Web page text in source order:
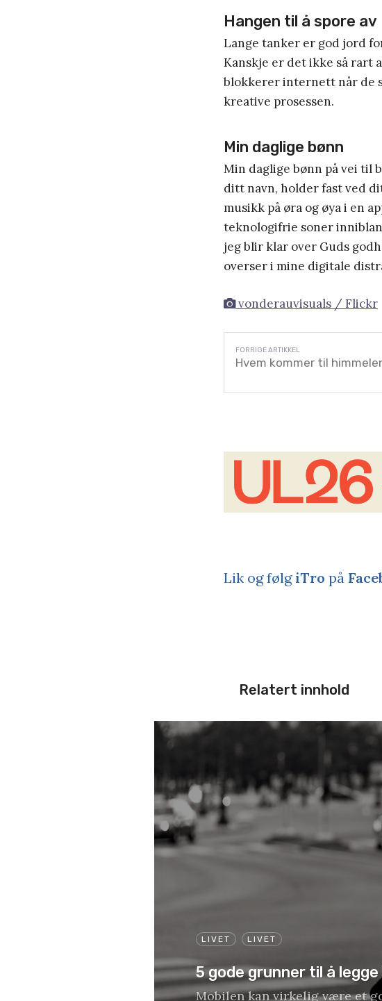
Hangen til å spore av
Lange tanker er god jord
Kanskje er det ikke så rart
blokkerer internett når de
kreative prosessen.
Min daglige bønn
Min daglige bønn på vei til
ditt navn, holder fast ved
musikk på øra og øya i en
teknologifrie soner
jeg blir klar over Guds
overser i mine digitale
vonderauvisuals / Flickr
Hvem kommer til
Lik og følgiTro på
Relatert innhold
LIVET LIVET
5 gode grunner til å
Mobilen kan virkelig være et